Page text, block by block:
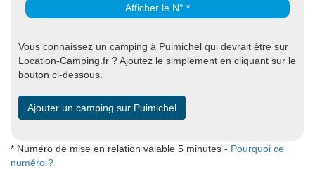
Afficher le N° *
Vous connaissez un camping à Puimichel qui devrait être sur
Location-Camping.fr ? Ajoutez le simplement en cliquant sur le
bouton ci-dessous.
Ajouter un camping sur Puimichel
* Numéro de mise en relation valable 5 minutes - Pourquoi ce
numéro ?